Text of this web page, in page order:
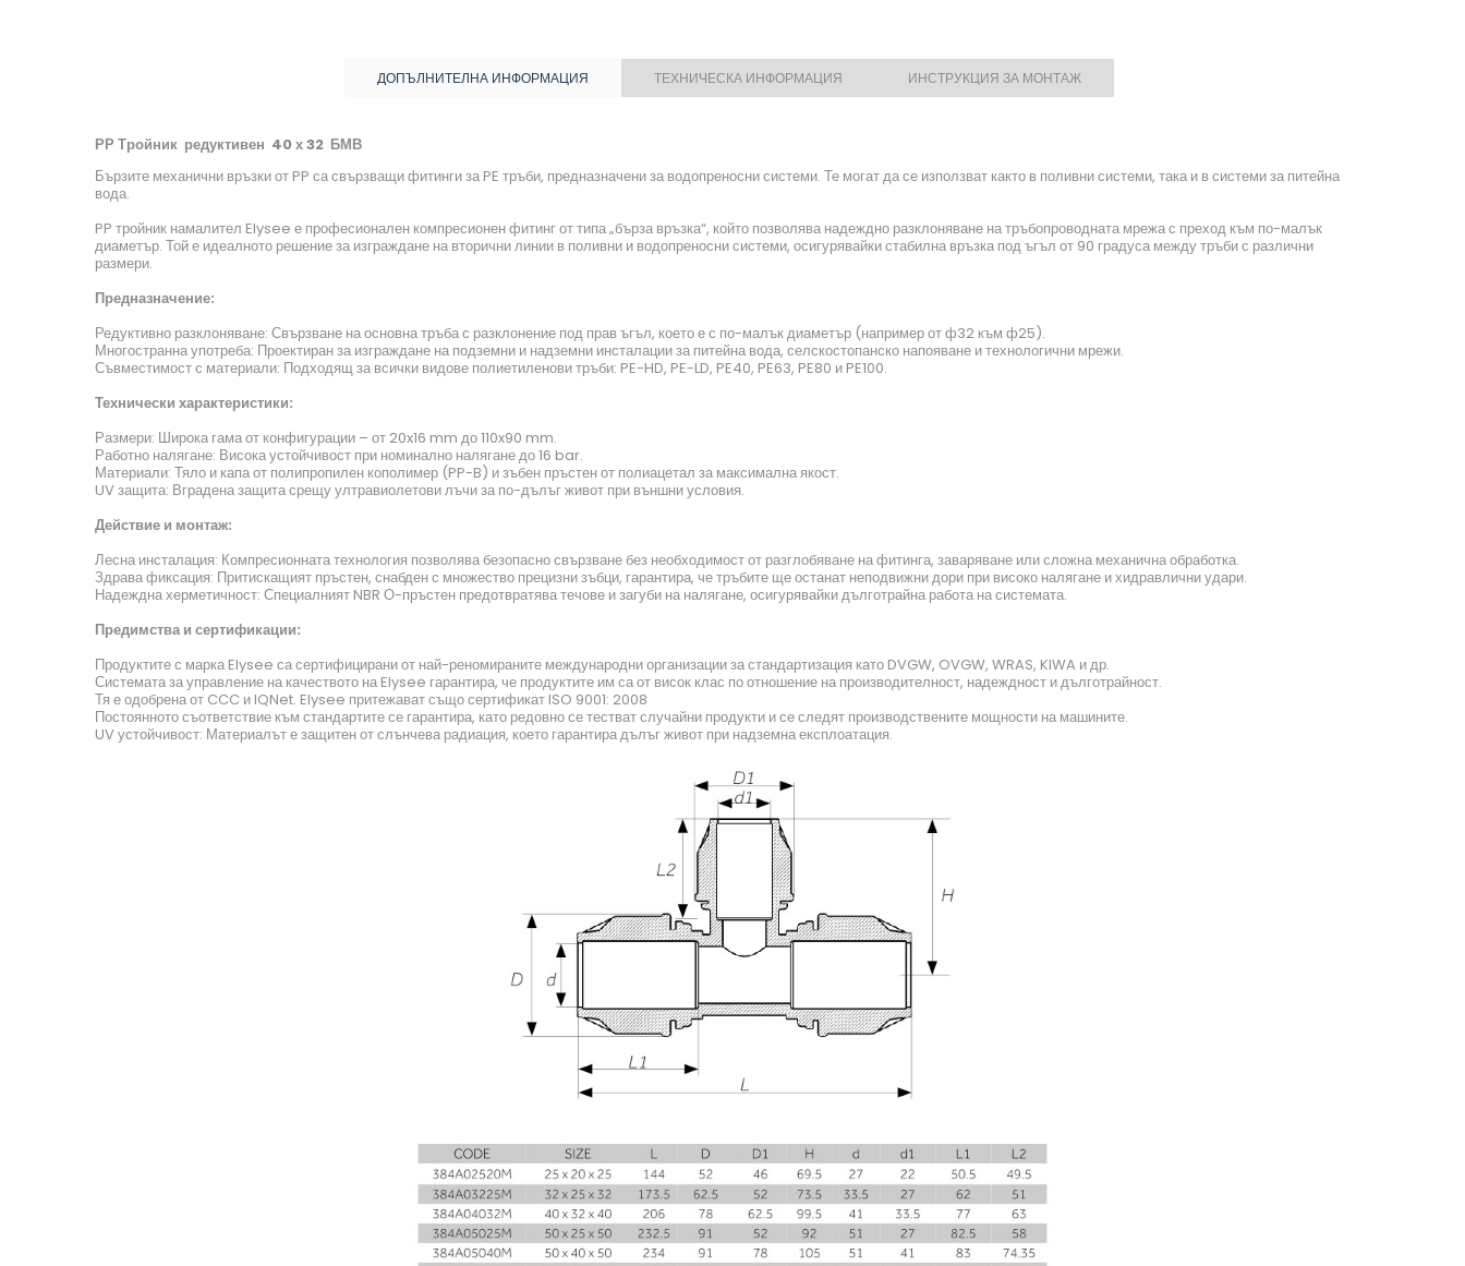
ДОПЪЛНИТЕЛНА ИНФОРМАЦИЯ ТЕХНИЧЕСКА ИНФОРМАЦИЯ ИНСТРУКЦИЯ ЗА МОНТАЖ
РР Тройник редуктивен 40 х 32 БМВ
Бързите механични връзки от PP са свързващи фитинги за PE тръби, предназначени за водопреносни системи. Те могат да се използват както в поливни системи, така и в системи за питейна
вода.
PP тройник намалител Elysee е професионален компресионен фитинг от типа „бърза връзка“, който позволява надеждно разклоняване на тръбопроводната мрежа с преход към по-малък
диаметър. Той е идеалното решение за изграждане на вторични линии в поливни и водопреносни системи, осигурявайки стабилна връзка под ъгъл от 90 градуса между тръби с различни
размери.
Предназначение:
Редуктивно разклоняване: Свързване на основна тръба с разклонение под прав ъгъл, което е с по-малък диаметър (например от ф32 към ф25).
Многостранна употреба: Проектиран за изграждане на подземни и надземни инсталации за питейна вода, селскостопанско напояване и технологични мрежи.
Съвместимост с материали: Подходящ за всички видове полиетиленови тръби: PE-HD, PE-LD, PE40, PE63, PE80 и PE100.
Технически характеристики:
Размери: Широка гама от конфигурации – от 20x16 mm до 110x90 mm.
Работно налягане: Висока устойчивост при номинално налягане до 16 bar.
Материали: Тяло и капа от полипропилен кополимер (PP-B) и зъбен пръстен от полиацетал за максимална якост.
UV защита: Вградена защита срещу ултравиолетови лъчи за по-дълъг живот при външни условия.
Действие и монтаж:
Лесна инсталация: Компресионната технология позволява безопасно свързване без необходимост от разглобяване на фитинга, заваряване или сложна механична обработка.
Здрава фиксация: Притискащият пръстен, снабден с множество прецизни зъбци, гарантира, че тръбите ще останат неподвижни дори при високо налягане и хидравлични удари.
Надеждна херметичност: Специалният NBR О-пръстен предотвратява течове и загуби на налягане, осигурявайки дълготрайна работа на системата.
Предимства и сертификации:
Продуктите с марка Elysee са сертифицирани от най-реномираните международни организации за стандартизация като DVGW, OVGW, WRAS, KIWA и др.
Системата за управление на качеството на Elysee гарантира, че продуктите им са от висок клас по отношение на производителност, надеждност и дълготрайност.
Тя е одобрена от CCC и IQNet. Elysee притежават също сертификат ISO 9001: 2008
Постоянното съответствие към стандартите се гарантира, като редовно се тестват случайни продукти и се следят производствените мощности на машините.
UV устойчивост: Материалът е защитен от слънчева радиация, което гарантира дълъг живот при надземна експлоатация.